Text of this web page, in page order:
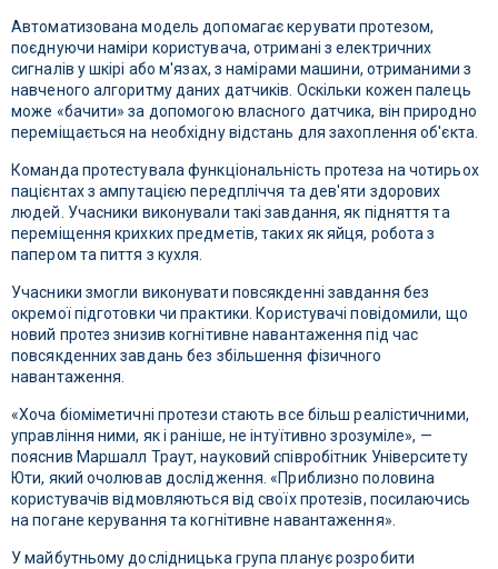
Автоматизована модель допомагає керувати протезом,
поєднуючи наміри користувача, отримані з електричних
сигналів у шкірі або м'язах, з намірами машини, отриманими з
навченого алгоритму даних датчиків. Оскільки кожен палець
може «бачити» за допомогою власного датчика, він природно
переміщається на необхідну відстань для захоплення об'єкта.
Команда протестувала функціональність протеза на чотирьох
пацієнтах з ампутацією передпліччя та дев'яти здорових
людей. Учасники виконували такі завдання, як підняття та
переміщення крихких предметів, таких як яйця, робота з
папером та пиття з кухля.
Учасники змогли виконувати повсякденні завдання без
окремої підготовки чи практики. Користувачі повідомили, що
новий протез знизив когнітивне навантаження під час
повсякденних завдань без збільшення фізичного
навантаження.
«Хоча біоміметичні протези стають все більш реалістичними,
управління ними, як і раніше, не інтуїтивно зрозуміле», —
пояснив Маршалл Траут, науковий співробітник Університету
Юти, який очолював дослідження. «Приблизно половина
користувачів відмовляються від своїх протезів, посилаючись
на погане керування та когнітивне навантаження».
У майбутньому дослідницька група планує розробити